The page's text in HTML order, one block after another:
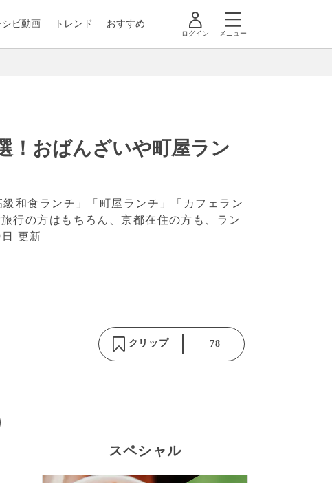
シピ動画 トレンド おすすめ
ログイン メニュー
！おばんざいや町屋ラン
和食ランチ」「町屋ランチ」「カフェラン
行の方はもちろん、京都在住の方も、ラン
更新
クリップ 78
スペシャル